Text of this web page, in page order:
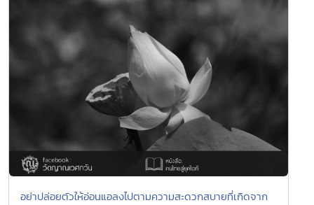
อย่าปล่อยตัวให้อ่อนแอลงไปตามความสะดวกสบายที่เกิดจาก